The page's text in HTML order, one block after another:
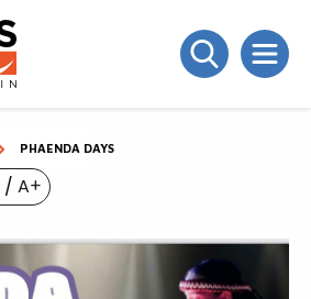
PHAENDA DAYS
/ A+